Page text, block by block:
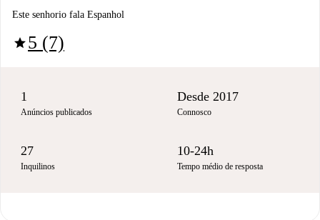
Este senhorio fala Espanhol
star5 (7)
1
Anúncios publicados
Desde 2017
Connosco
27
Inquilinos
10-24h
Tempo médio de resposta